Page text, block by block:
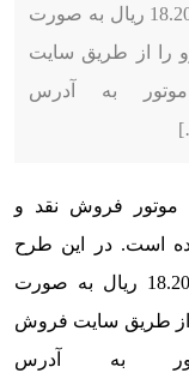
فروش متقاضیان می توانند با 18.200.000.000 ریال به صورت
این خودرو را از طریق سایت
به آدرس
فروش نقد و
است. در این طرح
فروش متقاضیان می توانند با 18.200.000.000 ریال به صورت
خودرو را از طریق سایت فروش
به آدرس